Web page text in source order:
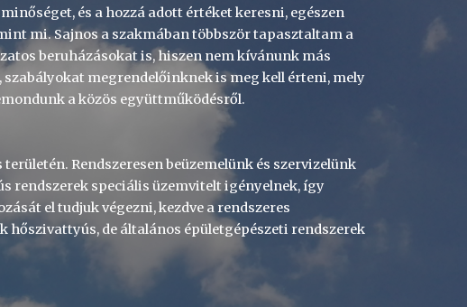
és a hozzá adott értéket keresni, egészen
mi. Sajnos a szakmában többször tapasztaltam a
beruházásokat is, hiszen nem kívánunk más
megrendelőinknek is meg kell érteni, mely
a közös együttműködésről.
Rendszeresen beüzemelünk és szervizelünk
rendszerek speciális üzemvitelt igényelnek, így
el tudjuk végezni, kezdve a rendszeres
de általános épületgépészeti rendszerek